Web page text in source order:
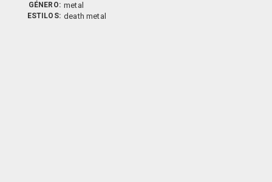
GÉNERO: metal
ESTILOS: death metal